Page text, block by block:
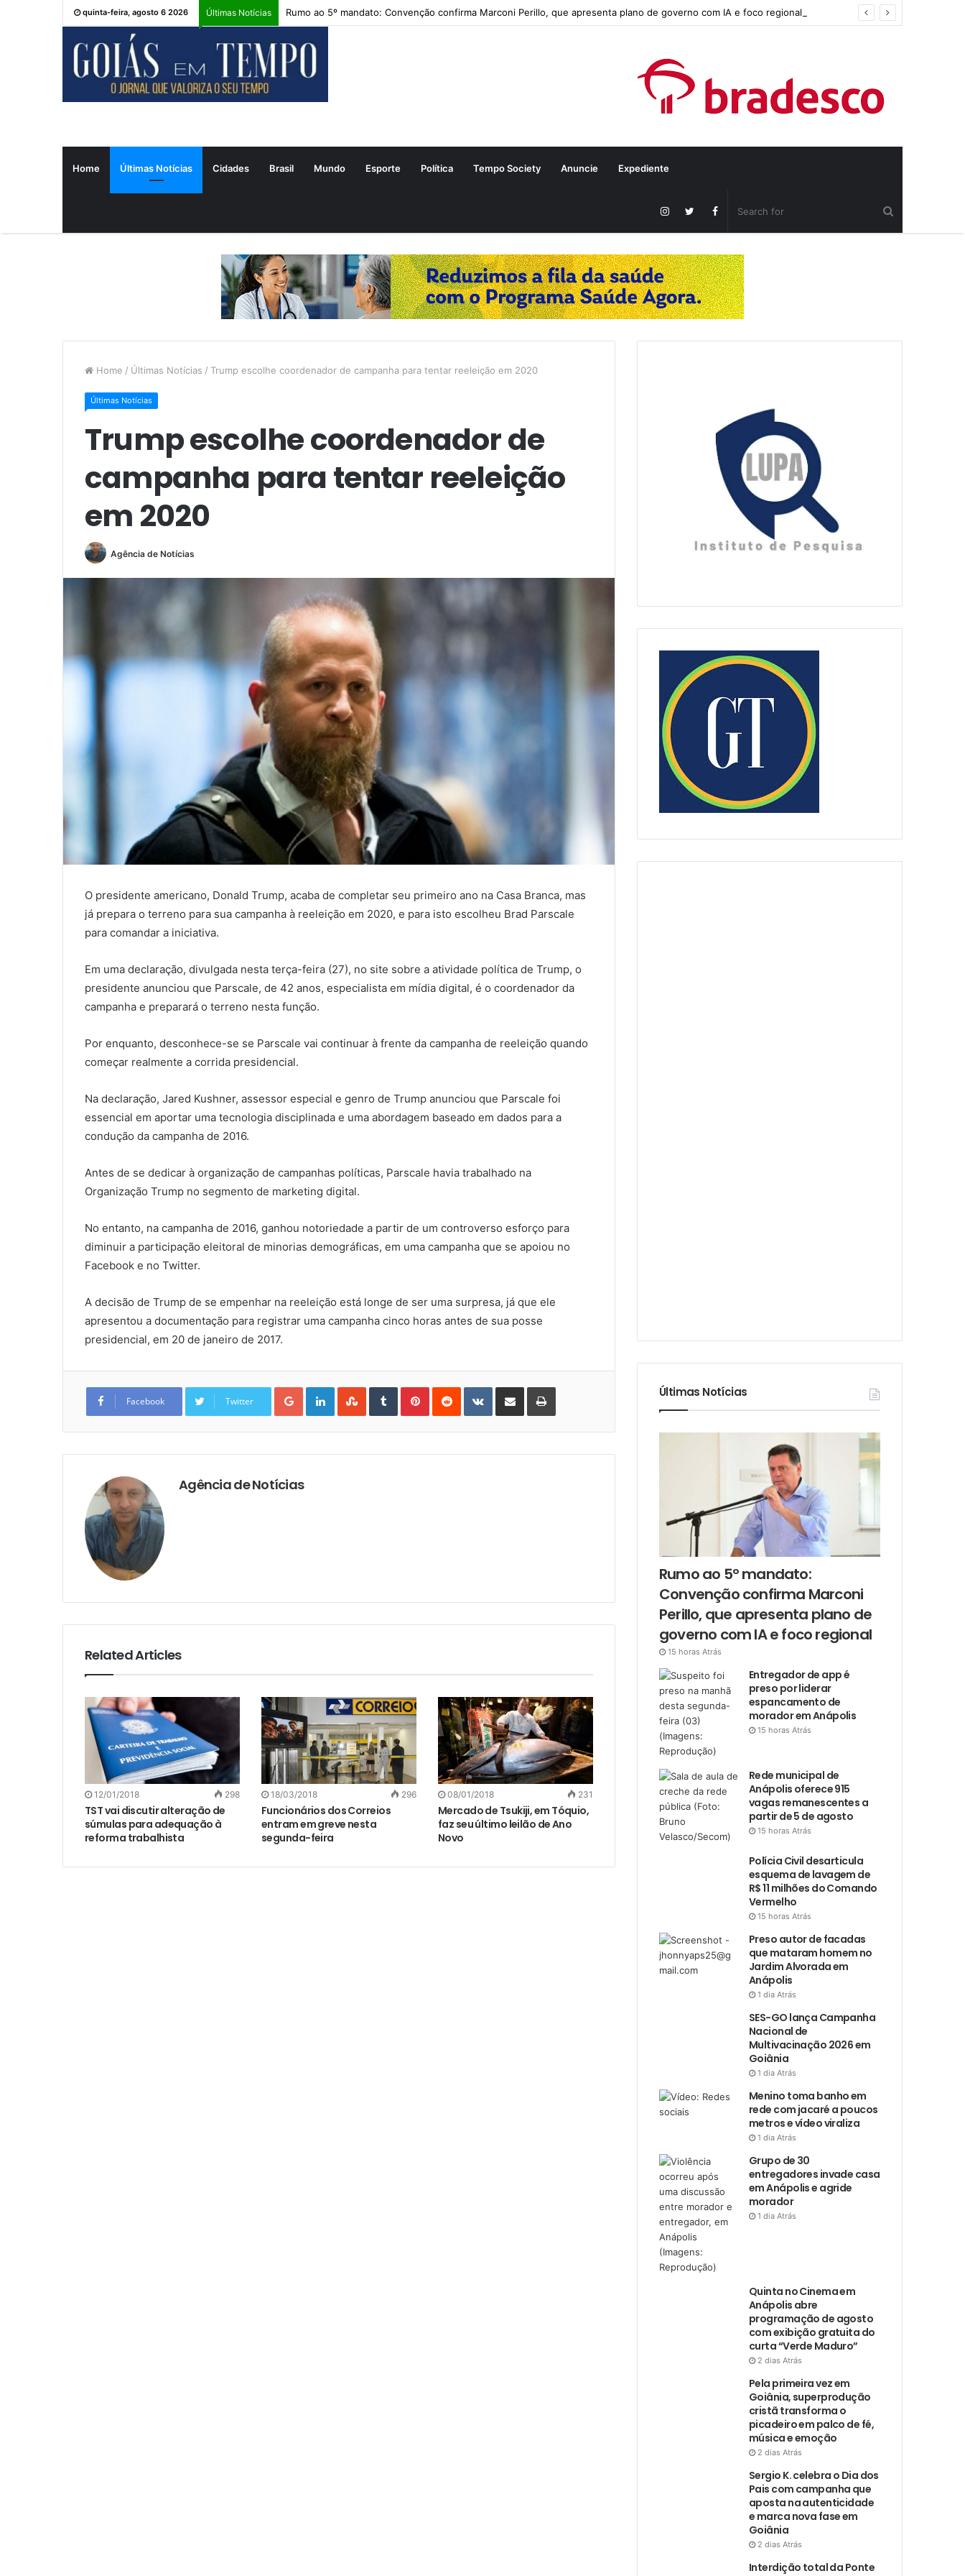
quinta-feira, agosto 6 2026 Últimas Notícias Rumo ao 5º mandato: Convenção confirma Marconi Perillo, que apresenta plano de governo com IA e foco regional
Home Últimas Notícias Cidades Brasil Mundo Esporte Política Tempo Society Anuncie Expediente
Home / Últimas Notícias / Trump escolhe coordenador de campanha para tentar reeleição em 2020
Últimas Notícias
Trump escolhe coordenador de
campanha para tentar reeleição
em 2020
Agência de Notícias
O presidente americano, Donald Trump, acaba de completar seu primeiro ano na Casa Branca, mas
já prepara o terreno para sua campanha à reeleição em 2020, e para isto escolheu Brad Parscale
para comandar a iniciativa.
Em uma declaração, divulgada nesta terça-feira (27), no site sobre a atividade política de Trump, o
presidente anunciou que Parscale, de 42 anos, especialista em mídia digital, é o coordenador da
campanha e preparará o terreno nesta função.
Por enquanto, desconhece-se se Parscale vai continuar à frente da campanha de reeleição quando
começar realmente a corrida presidencial.
Na declaração, Jared Kushner, assessor especial e genro de Trump anunciou que Parscale foi
essencial em aportar uma tecnologia disciplinada e uma abordagem baseado em dados para a
condução da campanha de 2016.
Antes de se dedicar à organização de campanhas políticas, Parscale havia trabalhado na
Organização Trump no segmento de marketing digital.
No entanto, na campanha de 2016, ganhou notoriedade a partir de um controverso esforço para
diminuir a participação eleitoral de minorias demográficas, em uma campanha que se apoiou no
Facebook e no Twitter.
A decisão de Trump de se empenhar na reeleição está longe de ser uma surpresa, já que ele
apresentou a documentação para registrar uma campanha cinco horas antes de sua posse
presidencial, em 20 de janeiro de 2017.
Facebook Twitter
Google+LinkedInStumbleUpon
TumblrPinterestReddit VKontakteShare
Email
Print
Agência de Notícias
Related Articles
12/01/2018 298
TST vai discutir alteração de
súmulas para adequação à
reforma trabalhista
18/03/2018 296
Funcionários dos Correios
entram em greve nesta
segunda-feira
08/01/2018 231
Mercado de Tsukiji, em Tóquio,
faz seu último leilão de Ano
Novo
Últimas Notícias
Rumo ao 5º mandato:
Convenção confirma Marconi
Perillo, que apresenta plano de
governo com IA e foco regional
15 horas Atrás
Entregador de app é
preso por liderar
espancamento de
morador em Anápolis
15 horas Atrás
Rede municipal de
Anápolis oferece 915
vagas remanescentes a
partir de 5 de agosto
15 horas Atrás
Polícia Civil desarticula
esquema de lavagem de
R$ 11 milhões do Comando
Vermelho
15 horas Atrás
Preso autor de facadas
que mataram homem no
Jardim Alvorada em
Anápolis
1 dia Atrás
SES-GO lança Campanha
Nacional de
Multivacinação 2026 em
Goiânia
1 dia Atrás
Menino toma banho em
rede com jacaré a poucos
metros e vídeo viraliza
1 dia Atrás
Grupo de 30
entregadores invade casa
em Anápolis e agride
morador
1 dia Atrás
Quinta no Cinema em
Anápolis abre
programação de agosto
com exibição gratuita do
curta “Verde Maduro”
2 dias Atrás
Pela primeira vez em
Goiânia, superprodução
cristã transforma o
picadeiro em palco de fé,
música e emoção
2 dias Atrás
Sergio K. celebra o Dia dos
Pais com campanha que
aposta na autenticidade
e marca nova fase em
Goiânia
2 dias Atrás
Interdição total da Ponte